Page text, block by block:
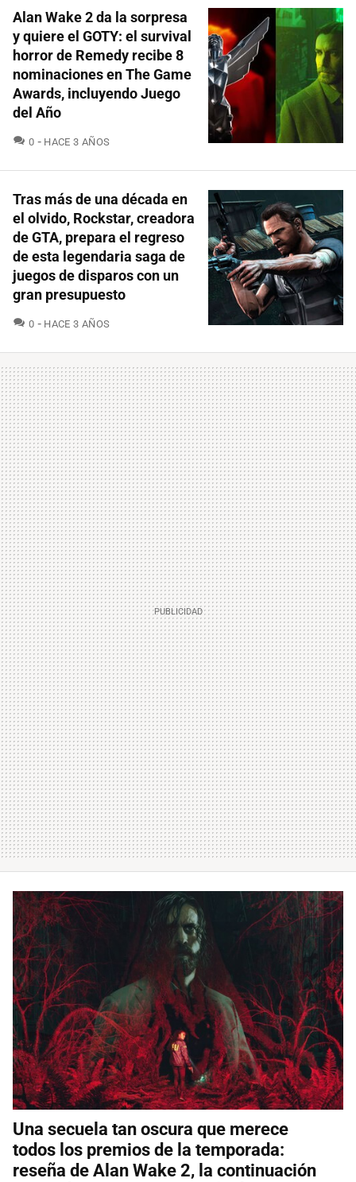
Alan Wake 2 da la sorpresa
y quiere el GOTY: el survival
horror de Remedy recibe 8
nominaciones en The Game
Awards, incluyendo Juego
del Año
0 COMENTARIOS
HACE 3 AÑOS
Tras más de una década en
el olvido, Rockstar, creadora
de GTA, prepara el regreso
de esta legendaria saga de
juegos de disparos con un
gran presupuesto
0 COMENTARIOS
HACE 3 AÑOS
Una secuela tan oscura que merece
todos los premios de la temporada:
reseña de Alan Wake 2, la continuación